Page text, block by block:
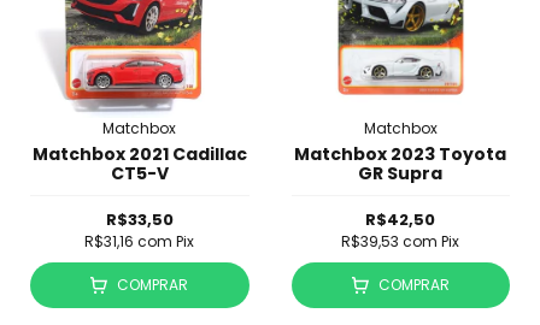
Matchbox
Matchbox 2021 Cadillac
CT5-V
R$33,50
R$31,16com Pix
COMPRAR
Matchbox
Matchbox 2023 Toyota
GR Supra
R$42,50
R$39,53com Pix
COMPRAR